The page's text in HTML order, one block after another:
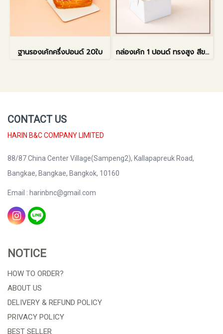
ฐานรองเค้กครึ่งปอนด์ 20ใบ กล่องเค้ก 1 ปอนด์ ทรงสูง สีขาว
CONTACT US
HARIN B&C COMPANY LIMITED
88/87 China Center Village(Sampeng2), Kallapapreuk Road,
Bangkae, Bangkae, Bangkok, 10160
Email : harinbnc@gmail.com
NOTICE
HOW TO ORDER?
ABOUT US
DELIVERY & REFUND POLICY
PRIVACY POLICY
BEST SELLER